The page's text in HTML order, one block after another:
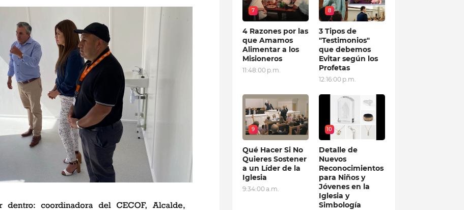
7
4 Razones por las
que Amamos
Alimentar a los
Misioneros
11:48:00 p.m.
8
3 Tipos de
"Testimonios"
que debemos
Evitar según los
Profetas
12:16:00 p.m.
9
Qué Hacer Si No
Quieres Sostener
a un Líder de la
Iglesia
9:34:00 a.m.
10
Detalle de
Nuevos
Reconocimientos
para Niños y
Jóvenes en la
Iglesia y
Simbología